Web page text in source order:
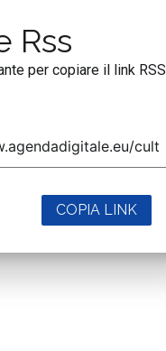
Rss
per copiare il link RSS
COPIA LINK